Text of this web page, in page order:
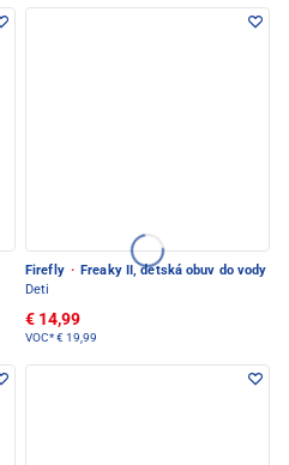
Firefly · Freaky II, detská obuv do vody
Deti
€ 14,99
VOC*€ 19,99